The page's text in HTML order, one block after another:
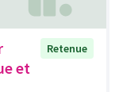
et
Retenue